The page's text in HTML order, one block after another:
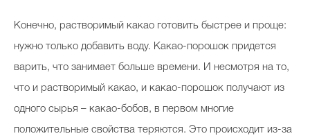
Конечно, растворимый какао готовить быстрее и проще:
нужно только добавить воду. Какао-порошок придется
варить, что занимает больше времени. И несмотря на то,
что и растворимый какао, и какао-порошок получают из
одного сырья – какао-бобов, в первом многие
положительные свойства теряются. Это происходит из-за